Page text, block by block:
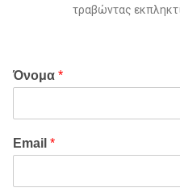
τραβώντας
Όνομα *
Email *